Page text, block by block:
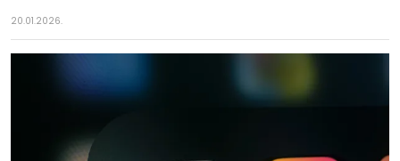
20.01.2026.